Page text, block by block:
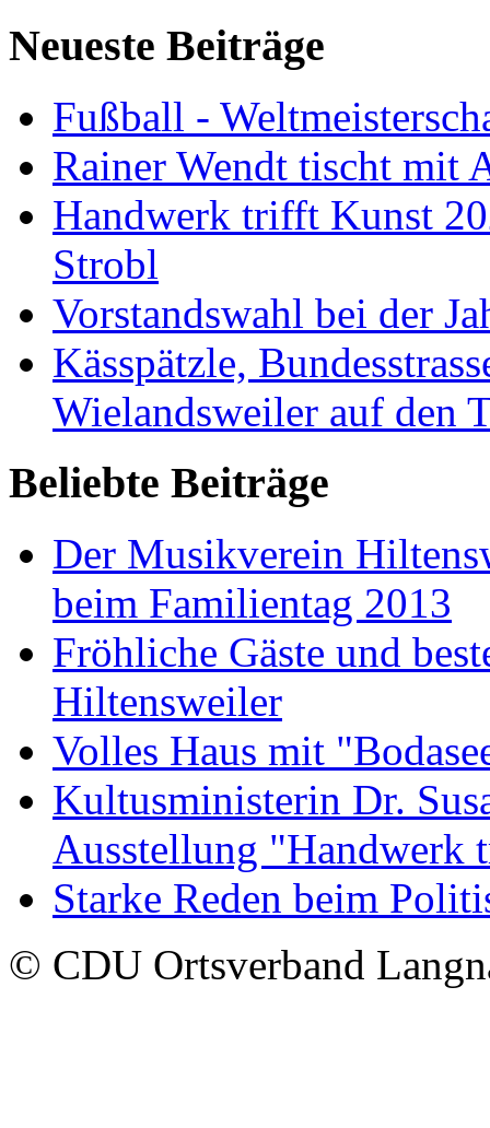
Neueste Beiträge
Fußball -
Rainer Wendt tischt mit
Handwerk trifft Kunst
Strobl
Vorstandswahl bei der
Kässpätzle,
Wielandsweiler auf den
Beliebte Beiträge
Der Musikverein
beim Familientag 2013
Fröhliche Gäste und
Hiltensweiler
Volles Haus mit
Kultusministerin Dr.
Ausstellung "Handwerk
Starke Reden beim
© CDU Ortsverband